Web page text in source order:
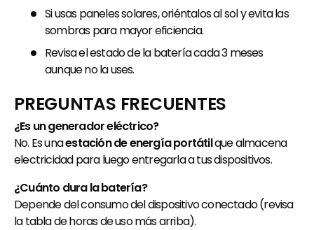
Si usas paneles solares, oriéntalos al sol y evita las
sombras para mayor eficiencia.
Revisa el estado de la batería cada 3 meses
aunque no la uses.
PREGUNTAS FRECUENTES
¿Es un generador eléctrico?
No. Es unaestación de energía portátilque almacena
electricidad para luego entregarla a tus dispositivos.
¿Cuánto dura la batería?
Depende del consumo del dispositivo conectado (revisa
la tabla de horas de uso más arriba).